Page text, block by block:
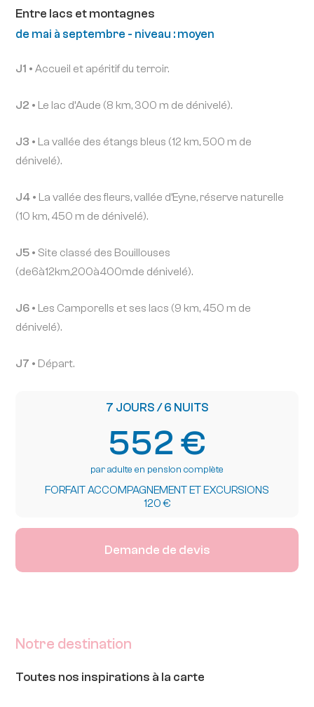
Entre lacs et montagnes
de mai à septembre - niveau : moyen
J1 • Accueil et apéritif du terroir.
J2 • Le lac d’Aude (8 km, 300 m de dénivelé).
J3 • La vallée des étangs bleus (12 km, 500 m de
dénivelé).
J4 • La vallée des fleurs, vallée d’Eyne, réserve naturelle
(10 km, 450 m de dénivelé).
J5 • Site classé des Bouillouses
(de6à12km,200à400mde dénivelé).
J6 • Les Camporells et ses lacs (9 km, 450 m de
dénivelé).
J7 • Départ.
7 JOURS / 6 NUITS
552 €
par adulte en pension complète
FORFAIT ACCOMPAGNEMENT ET EXCURSIONS
120 €
Demande de devis
Notre destination
Toutes nos inspirations à la carte